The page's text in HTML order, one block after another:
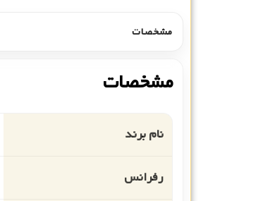
مشخصات
مشخصات
نام برند
رفرانس